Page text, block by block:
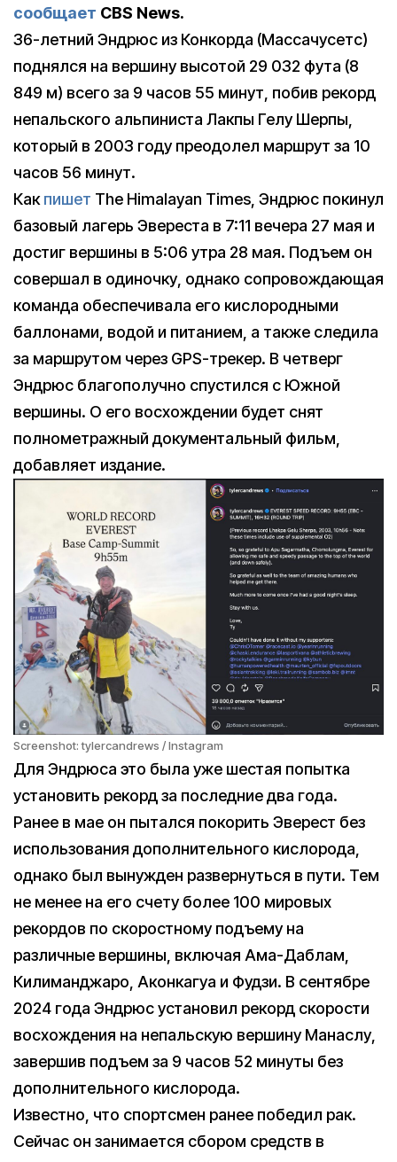
сообщает CBS News.
36-летний Эндрюс из Конкорда (Массачусетс)
поднялся на вершину высотой 29 032 фута (8
849 м) всего за 9 часов 55 минут, побив рекорд
непальского альпиниста Лакпы Гелу Шерпы,
который в 2003 году преодолел маршрут за 10
часов 56 минут.
Какпишет The Himalayan Times, Эндрюс покинул
базовый лагерь Эвереста в 7:11 вечера 27 мая и
достиг вершины в 5:06 утра 28 мая. Подъем он
совершал в одиночку, однако сопровождающая
команда обеспечивала его кислородными
баллонами, водой и питанием, а также следила
за маршрутом через GPS-трекер. В четверг
Эндрюс благополучно спустился с Южной
вершины. О его восхождении будет снят
полнометражный документальный фильм,
добавляет издание.
Screenshot: tylercandrews / Instagram
Для Эндрюса это была уже шестая попытка
установить рекорд за последние два года.
Ранее в мае он пытался покорить Эверест без
использования дополнительного кислорода,
однако был вынужден развернуться в пути. Тем
не менее на его счету более 100 мировых
рекордов по скоростному подъему на
различные вершины, включая Ама-Даблам,
Килиманджаро, Аконкагуа и Фудзи. В сентябре
2024 года Эндрюс установил рекорд скорости
восхождения на непальскую вершину Манаслу,
завершив подъем за 9 часов 52 минуты без
дополнительного кислорода.
Известно, что спортсмен ранее победил рак.
Сейчас он занимается сбором средств в